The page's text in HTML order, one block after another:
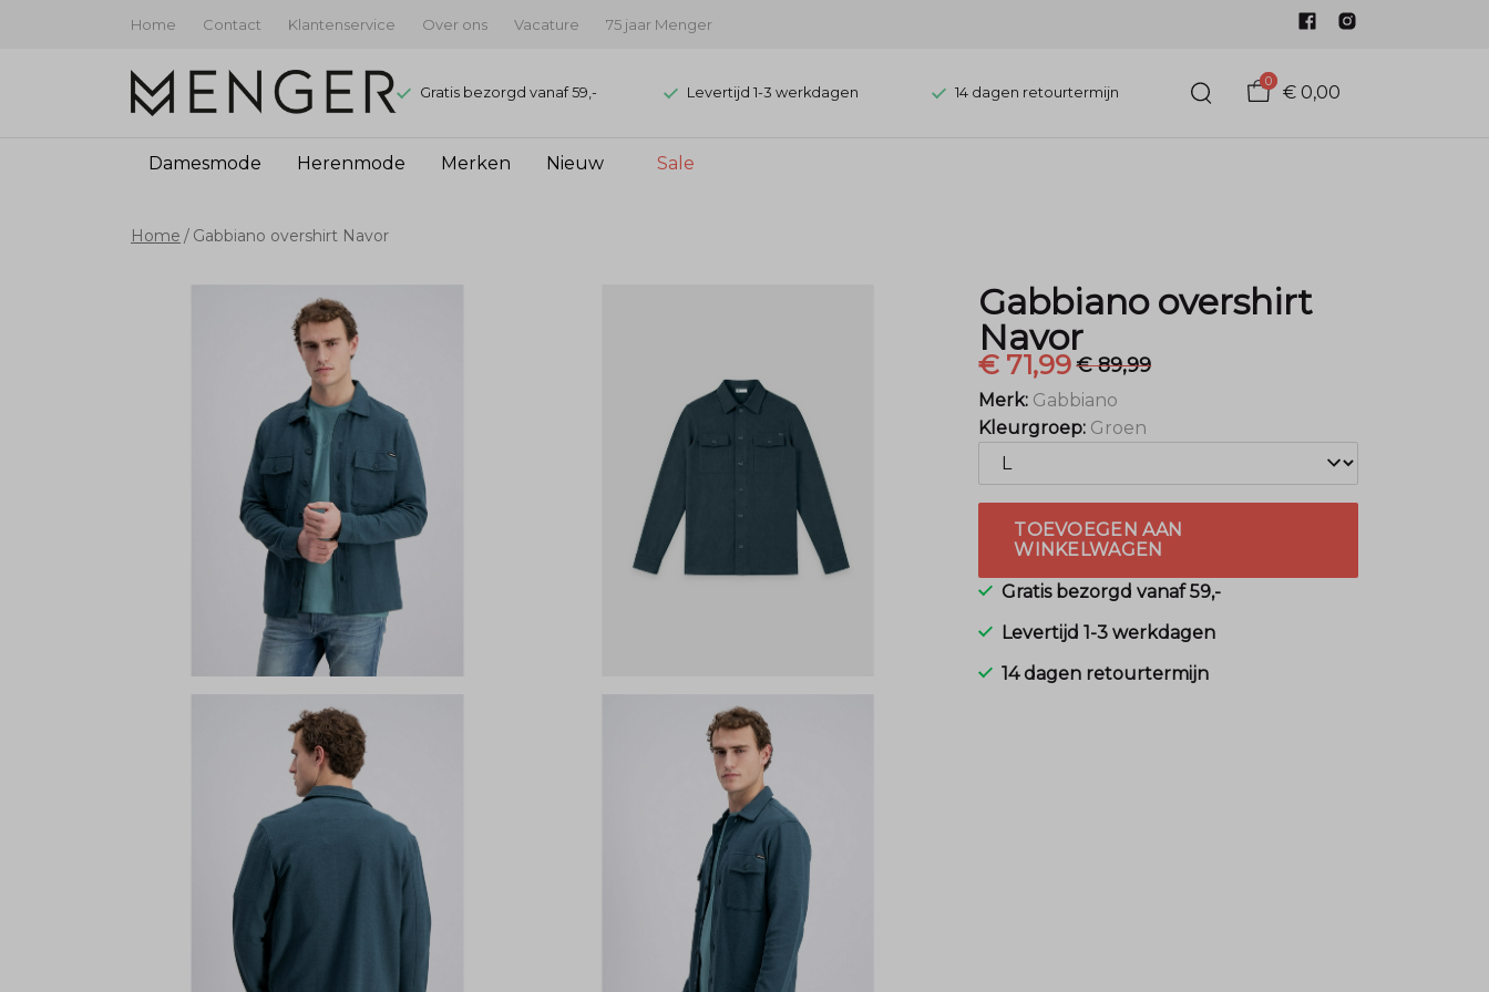
Home Contact Klantenservice Over ons Vacature 75 jaar Menger
Gratis bezorgd vanaf 59,- Levertijd 1-3 werkdagen 14 dagen retourtermijn
0
€ 0,00
Damesmode Herenmode Merken Nieuw Sale
Gabbiano
overshirt
Home Gabbiano overshirt Navor
Gabbiano overshirt
Navor
€ 71,99€ 89,99
Merk: Gabbiano
Kleurgroep: Groen
TOEVOEGEN AAN
WINKELWAGEN
Gratis bezorgd vanaf 59,-
Levertijd 1-3 werkdagen
14 dagen retourtermijn